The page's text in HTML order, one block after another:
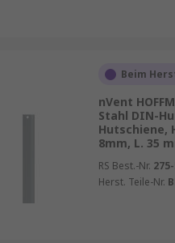
Beim
nVent
Stahl DIN-
Hutschiene,
8mm, L. 35
RS Best.-Nr.
Herst. Teile-Nr.